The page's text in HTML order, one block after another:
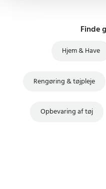
Finde
Hjem & Have
Rengøring & tøjpleje
Opbevaring af tøj